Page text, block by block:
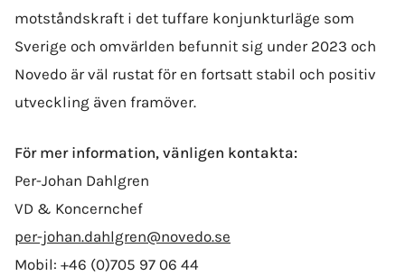
motståndskraft i det tuffare konjunkturläge som
Sverige och omvärlden befunnit sig under 2023 och
Novedo är väl rustat för en fortsatt stabil och positiv
utveckling även framöver.
För mer information, vänligen kontakta:
Per-Johan Dahlgren
VD & Koncernchef
per-johan.dahlgren@novedo.se
Mobil: +46 (0)705 97 06 44